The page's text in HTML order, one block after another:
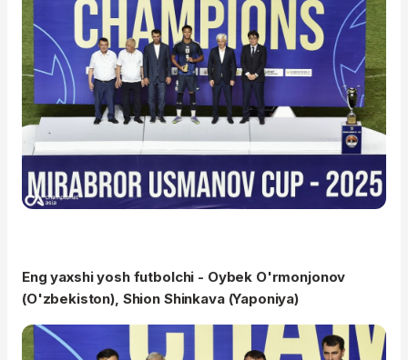
Eng yaxshi yosh futbolchi - Oybek O'rmonjonov
(O'zbekiston), Shion Shinkava (Yaponiya)